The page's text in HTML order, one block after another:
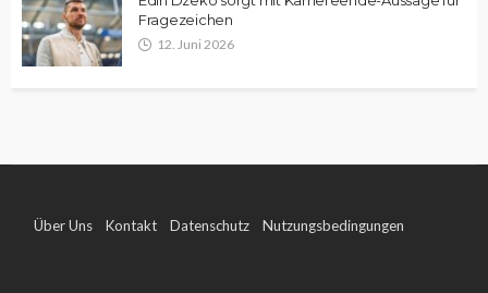
Fragezeichen
12. Juni 2026
Über Uns Kontakt Datenschutz Nutzungsbedingungen